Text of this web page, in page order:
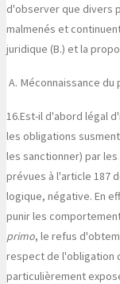
d'observer que divers
malmenés et
juridique (B.) et la
A. Méconnaissance
16.Est-il d'abord légal
les obligations
les sanctionner) par
prévues à l'article 187
logique, négative. En
punir les
primo, le refus
respect de l'obligation
particulièrement